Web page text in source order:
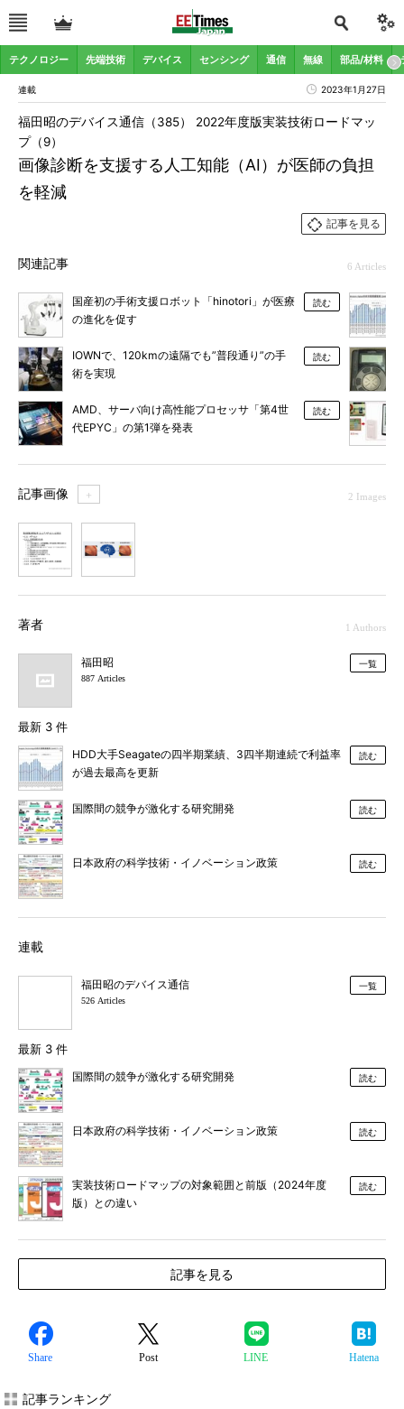
テクノロジー 先端技術 デバイス センシング 通信 無線 部品/材料
連載 2023年1月27日
画像診断を支援する人工知能（AI）が医師の負担
を軽減
福田昭のデバイス通信（385） 2022年度版実装技術ロードマッ
プ（9）
記事を見る
関連記事 6 Articles
国産初の手術支援ロボット「hinotori」が医療
の進化を促す
読む
IOWNで、120kmの遠隔でも”普段通り”の手
術を実現
読む
AMD、サーバ向け高性能プロセッサ「第4世
代EPYC」の第1弾を発表
読む
記事画像 ＋ 2 Images
著者 1 Authors
福田昭
887 Articles
一覧
最新 3 件
HDD大手Seagateの四半期業績、3四半期連続で利益率
が過去最高を更新
読む
国際間の競争が激化する研究開発 読む
日本政府の科学技術・イノベーション政策 読む
連載
福田昭のデバイス通信
526 Articles
一覧
最新 3 件
国際間の競争が激化する研究開発 読む
日本政府の科学技術・イノベーション政策 読む
実装技術ロードマップの対象範囲と前版（2024年度
版）との違い
読む
記事を見る
Share Post LINE Hatena
記事ランキング